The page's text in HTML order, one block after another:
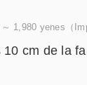
1,980 yenes（
cm de la